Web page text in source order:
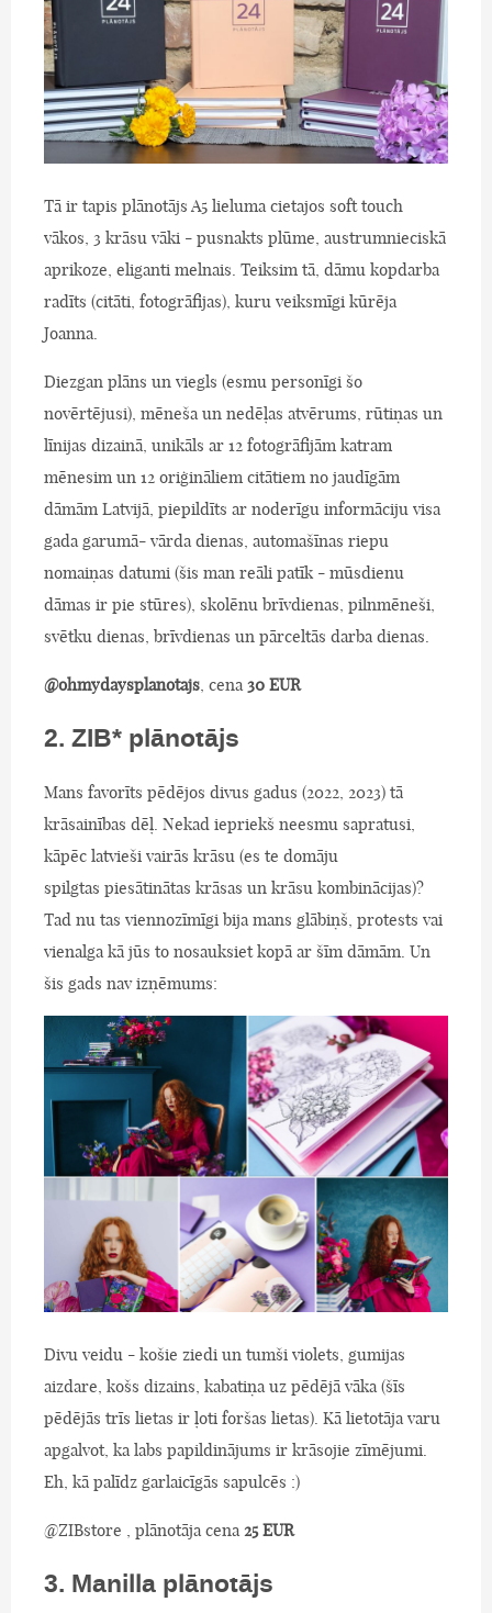
Tā ir tapis plānotājs A5 lieluma cietajos soft touch
vākos, 3 krāsu vāki - pusnakts plūme, austrumnieciskā
aprikoze, eliganti melnais. Teiksim tā, dāmu kopdarba
radīts (citāti, fotogrāfijas), kuru veiksmīgi kūrēja
Joanna.
Diezgan plāns un viegls (esmu personīgi šo
novērtējusi), mēneša un nedēļas atvērums, rūtiņas un
līnijas dizainā, unikāls ar 12 fotogrāfijām katram
mēnesim un 12 oriģināliem citātiem no jaudīgām
dāmām Latvijā, piepildīts ar noderīgu informāciju visa
gada garumā- vārda dienas, automašīnas riepu
nomaiņas datumi (šis man reāli patīk - mūsdienu
dāmas ir pie stūres), skolēnu brīvdienas, pilnmēneši,
svētku dienas, brīvdienas un pārceltās darba dienas.
@ohmydaysplanotajs, cena 30 EUR
2. ZIB* plānotājs
Mans favorīts pēdējos divus gadus (2022, 2023) tā
krāsainības dēļ. Nekad iepriekš neesmu sapratusi,
kāpēc latvieši vairās krāsu (es te domāju
spilgtas piesātinātas krāsas un krāsu kombinācijas)?
Tad nu tas viennozīmīgi bija mans glābiņš, protests vai
vienalga kā jūs to nosauksiet kopā ar šīm dāmām. Un
šis gads nav izņēmums:
Divu veidu - košie ziedi un tumši violets, gumijas
aizdare, košs dizains, kabatiņa uz pēdējā vāka (šīs
pēdējās trīs lietas ir ļoti foršas lietas). Kā lietotāja varu
apgalvot, ka labs papildinājums ir krāsojie zīmējumi.
Eh, kā palīdz garlaicīgās sapulcēs :)
@ZIBstore , plānotāja cena 25 EUR
3. Manilla plānotājs